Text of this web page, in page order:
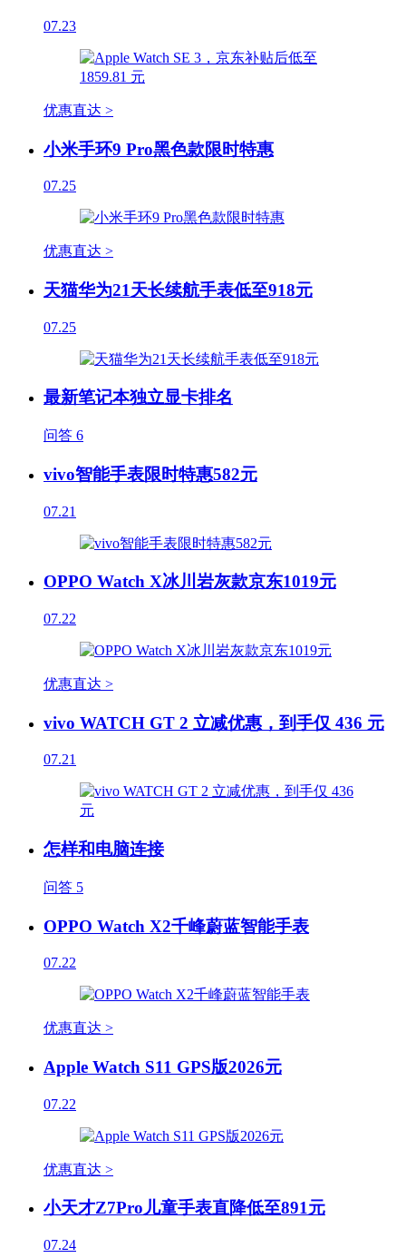
07.23
优惠直达 >
小米手环9 Pro黑色款限时特惠
07.25
优惠直达 >
天猫华为21天长续航手表低至918元
07.25
最新笔记本独立显卡排名
问答 6
vivo智能手表限时特惠582元
07.21
OPPO Watch X冰川岩灰款京东1019元
07.22
优惠直达 >
vivo WATCH GT 2 立减优惠，到手仅 436 元
07.21
怎样和电脑连接
问答 5
OPPO Watch X2千峰蔚蓝智能手表
07.22
优惠直达 >
Apple Watch S11 GPS版2026元
07.22
优惠直达 >
小天才Z7Pro儿童手表直降低至891元
07.24